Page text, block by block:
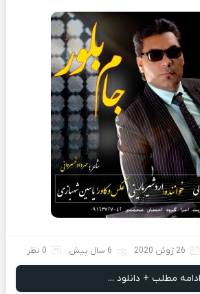
26 ژوئن 2020 6 سال پیش 0 نظر
ادامه مطلب + دانلود ...